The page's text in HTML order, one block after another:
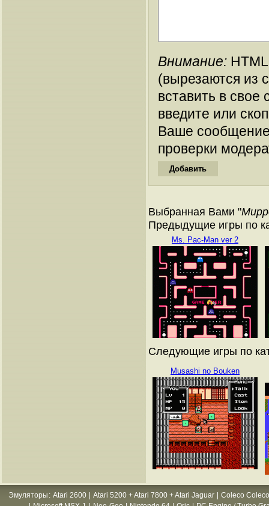
Внимание:
(вырезаются из
вставить в
введите или
Ваше
проверки
Выбранная Вами "
Предыдущие игры по
Ms. Pac-Man ver 2
Следующие игры по
Musashi no Bouken
Эмуляторы : Atari 2600 Atari 5200 + Atari 7800 + Atari Jaguar
Coleco